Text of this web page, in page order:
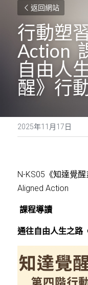
返回網站
行動塑
Action
自由人
醒》行
2025年11月17日
N-KS05《知達覺
Aligned Action
課程導讀
通往自由人生之路